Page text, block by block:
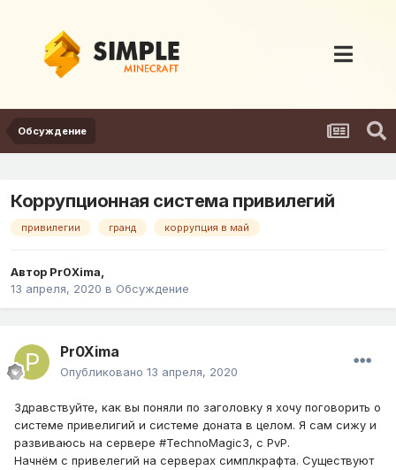
Обсуждение
Коррупционная система привилегий
привилегии гранд коррупция в май
Автор Pr0Xima,
13 апреля, 2020 в Обсуждение
Pr0Xima
Опубликовано 13 апреля, 2020
Здравствуйте, как вы поняли по заголовку я хочу поговорить о
системе привелигий и системе доната в целом. Я сам сижу и
развиваюсь на сервере #TechnoMagic3, с PvP.
Начнём с привелегий на серверах симплкрафта. Существуют